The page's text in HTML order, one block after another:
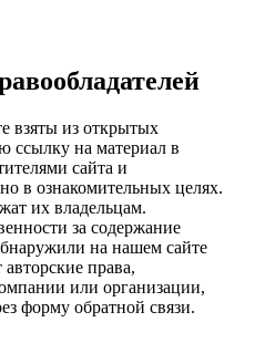
взяты из открытых
ссылку на материал в
сайта и
в ознакомительных целях.
их владельцам.
за содержание
на нашем сайте
права,
или организации,
форму обратной связи.